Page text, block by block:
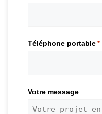
Téléphone portable *
Votre message